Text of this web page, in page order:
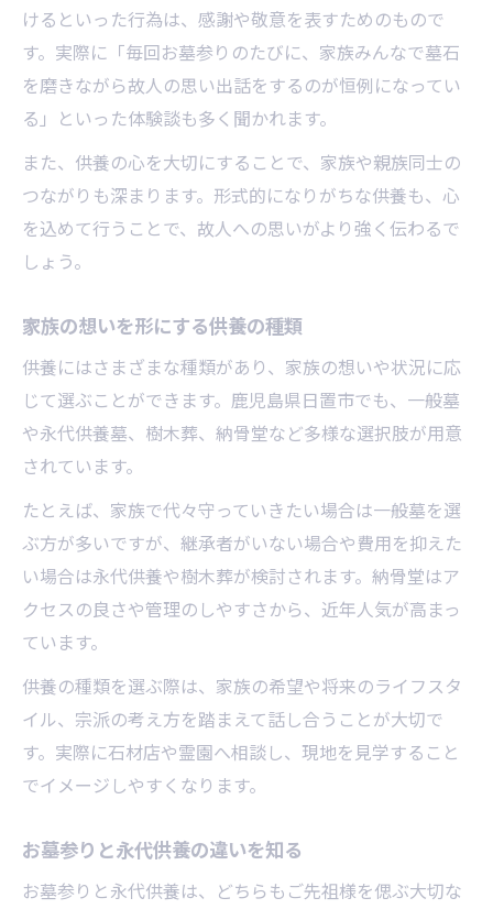
けるといった行為は、感謝や敬意を表すためのもので
す。実際に「毎回お墓参りのたびに、家族みんなで墓石
を磨きながら故人の思い出話をするのが恒例になってい
る」といった体験談も多く聞かれます。
また、供養の心を大切にすることで、家族や親族同士の
つながりも深まります。形式的になりがちな供養も、心
を込めて行うことで、故人への思いがより強く伝わるで
しょう。
家族の想いを形にする供養の種類
供養にはさまざまな種類があり、家族の想いや状況に応
じて選ぶことができます。鹿児島県日置市でも、一般墓
や永代供養墓、樹木葬、納骨堂など多様な選択肢が用意
されています。
たとえば、家族で代々守っていきたい場合は一般墓を選
ぶ方が多いですが、継承者がいない場合や費用を抑えた
い場合は永代供養や樹木葬が検討されます。納骨堂はア
クセスの良さや管理のしやすさから、近年人気が高まっ
ています。
供養の種類を選ぶ際は、家族の希望や将来のライフスタ
イル、宗派の考え方を踏まえて話し合うことが大切で
す。実際に石材店や霊園へ相談し、現地を見学すること
でイメージしやすくなります。
お墓参りと永代供養の違いを知る
お墓参りと永代供養は、どちらもご先祖様を偲ぶ大切な